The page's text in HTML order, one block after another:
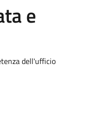
e
dell'ufficio